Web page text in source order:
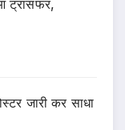
ट्रांसफर,
जारी कर साधा